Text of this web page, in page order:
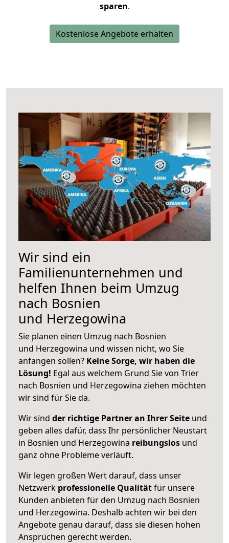
sparen.
Kostenlose Angebote erhalten
Wir sind ein
Familienunternehmen und
helfen Ihnen beim Umzug
nach Bosnien
und Herzegowina
Sie planen einen Umzug nach Bosnien
und Herzegowina und wissen nicht, wo Sie
anfangen sollen? Keine Sorge, wir haben die
Lösung! Egal aus welchem Grund Sie von Trier
nach Bosnien und Herzegowina ziehen möchten
wir sind für Sie da.
Wir sind der richtige Partner an Ihrer Seite und
geben alles dafür, dass Ihr persönlicher Neustart
in Bosnien und Herzegowina reibungslos und
ganz ohne Probleme verläuft.
Wir legen großen Wert darauf, dass unser
Netzwerk professionelle Qualitätfür unsere
Kunden anbieten für den Umzug nach Bosnien
und Herzegowina. Deshalb achten wir bei den
Angebote genau darauf, dass sie diesen hohen
Ansprüchen gerecht werden.